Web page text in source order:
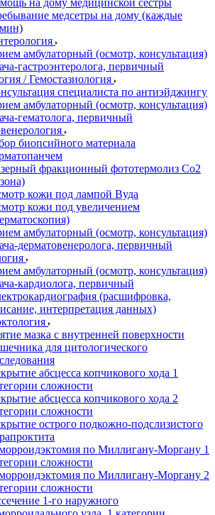
на дому медицинской сестры
медсетры на дому (каждые
амбулаторный (осмотр, консультация)
гастроэнтеролога, первичный
/ Гемостазиология
специалиста по антиэйджингу
амбулаторный (осмотр, консультация)
гематолога, первичный
биопсийного материала
фракционный фототермолиз Со2
кожи под лампой Вуда
кожи под увеличением
амбулаторный (осмотр, консультация)
дерматовенеролога, первичный
амбулаторный (осмотр, консультация)
кардиолога, первичный
(расшифровка,
интерпретация данных)
мазка с внутренней поверхности
для цитологического
абсцесса копчикового хода 1
сложности
абсцесса копчикового хода 2
сложности
острого подкожно-подслизистого
по Миллигану-Моргану 1
сложности
по Миллигану-Моргану 2
сложности
1-го наружного